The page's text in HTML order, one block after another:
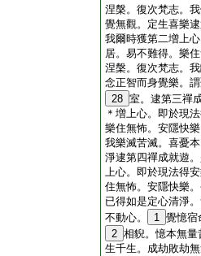
涅槃。復次梵志。
覺無觀。定生喜樂
我爾時獲第二増上
居。易不難得。樂
涅槃。復次梵志。
念正智而身覺樂。
28 室。逮第三禪
＊増上心。即於現
樂住無怖。安隱快
我樂滅苦滅。喜憂
淨逮第四禪成就遊
上心。即於現法得
住無怖。安隱快樂
已得如是定心清淨
不動心。
1 覺憶宿
2 相貎。憶本無
生千生。成劫敗劫